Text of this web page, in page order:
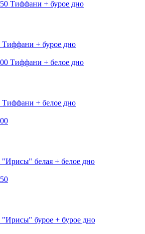
+ бурое дно
+ белое дно
белая + белое дно
бурое + бурое дно